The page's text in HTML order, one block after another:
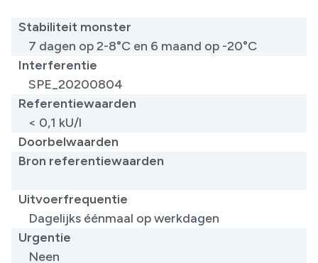
Stabiliteit monster
7 dagen op 2-8°C en 6 maand op -20°C
Interferentie
SPE_20200804
Referentiewaarden
< 0,1 kU/l
Doorbelwaarden
Bron referentiewaarden
Uitvoerfrequentie
Dagelijks éénmaal op werkdagen
Urgentie
Neen